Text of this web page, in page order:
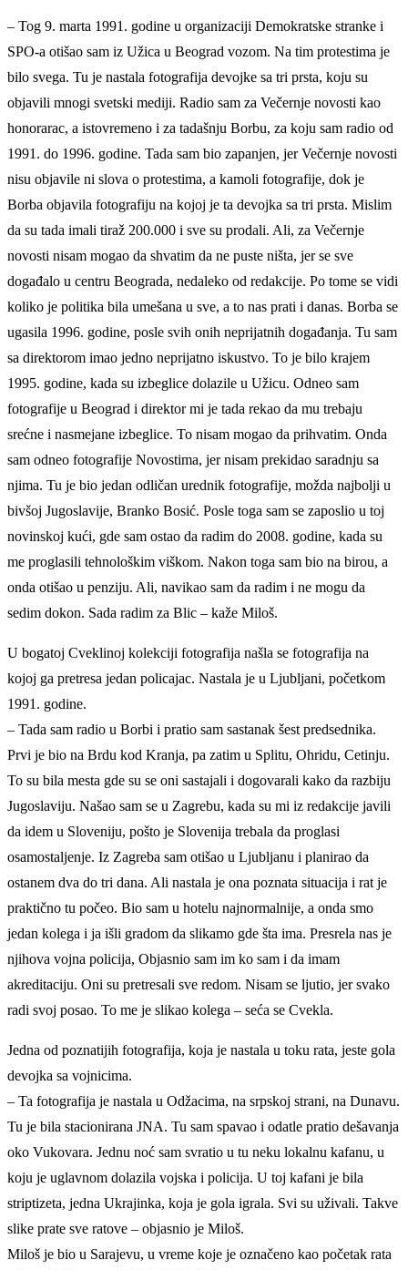
– Tog 9. marta 1991. godine u organizaciji Demokratske stranke i
SPO-a otišao sam iz Užica u Beograd vozom. Na tim protestima je
bilo svega. Tu je nastala fotografija devojke sa tri prsta, koju su
objavili mnogi svetski mediji. Radio sam za Večernje novosti kao
honorarac, a istovremeno i za tadašnju Borbu, za koju sam radio od
1991. do 1996. godine. Tada sam bio zapanjen, jer Večernje novosti
nisu objavile ni slova o protestima, a kamoli fotografije, dok je
Borba objavila fotografiju na kojoj je ta devojka sa tri prsta. Mislim
da su tada imali tiraž 200.000 i sve su prodali. Ali, za Večernje
novosti nisam mogao da shvatim da ne puste ništa, jer se sve
događalo u centru Beograda, nedaleko od redakcije. Po tome se vidi
koliko je politika bila umešana u sve, a to nas prati i danas. Borba se
ugasila 1996. godine, posle svih onih neprijatnih događanja. Tu sam
sa direktorom imao jedno neprijatno iskustvo. To je bilo krajem
1995. godine, kada su izbeglice dolazile u Užicu. Odneo sam
fotografije u Beograd i direktor mi je tada rekao da mu trebaju
srećne i nasmejane izbeglice. To nisam mogao da prihvatim. Onda
sam odneo fotografije Novostima, jer nisam prekidao saradnju sa
njima. Tu je bio jedan odličan urednik fotografije, možda najbolji u
bivšoj Jugoslavije, Branko Bosić. Posle toga sam se zaposlio u toj
novinskoj kući, gde sam ostao da radim do 2008. godine, kada su
me proglasili tehnološkim viškom. Nakon toga sam bio na birou, a
onda otišao u penziju. Ali, navikao sam da radim i ne mogu da
sedim dokon. Sada radim za Blic – kaže Miloš.
U bogatoj Cveklinoj kolekciji fotografija našla se fotografija na
kojoj ga pretresa jedan policajac. Nastala je u Ljubljani, početkom
1991. godine.
– Tada sam radio u Borbi i pratio sam sastanak šest predsednika.
Prvi je bio na Brdu kod Kranja, pa zatim u Splitu, Ohridu, Cetinju.
To su bila mesta gde su se oni sastajali i dogovarali kako da razbiju
Jugoslaviju. Našao sam se u Zagrebu, kada su mi iz redakcije javili
da idem u Sloveniju, pošto je Slovenija trebala da proglasi
osamostaljenje. Iz Zagreba sam otišao u Ljubljanu i planirao da
ostanem dva do tri dana. Ali nastala je ona poznata situacija i rat je
praktično tu počeo. Bio sam u hotelu najnormalnije, a onda smo
jedan kolega i ja išli gradom da slikamo gde šta ima. Presrela nas je
njihova vojna policija, Objasnio sam im ko sam i da imam
akreditaciju. Oni su pretresali sve redom. Nisam se ljutio, jer svako
radi svoj posao. To me je slikao kolega – seća se Cvekla.
Jedna od poznatijih fotografija, koja je nastala u toku rata, jeste gola
devojka sa vojnicima.
– Ta fotografija je nastala u Odžacima, na srpskoj strani, na Dunavu.
Tu je bila stacionirana JNA. Tu sam spavao i odatle pratio dešavanja
oko Vukovara. Jednu noć sam svratio u tu neku lokalnu kafanu, u
koju je uglavnom dolazila vojska i policija. U toj kafani je bila
striptizeta, jedna Ukrajinka, koja je gola igrala. Svi su uživali. Takve
slike prate sve ratove – objasnio je Miloš.
Miloš je bio u Sarajevu, u vreme koje je označeno kao početak rata